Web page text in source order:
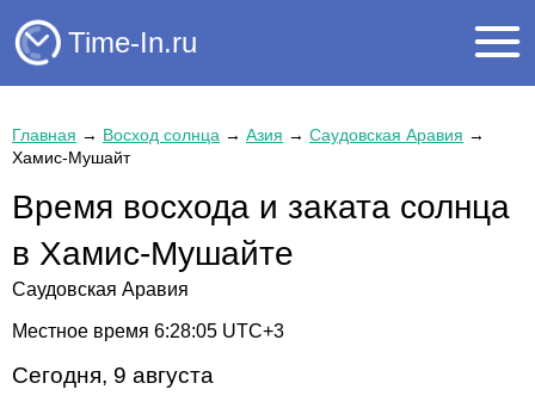
Time-In.ru
Главная → Восход солнца → Азия → Саудовская Аравия →
Хамис-Мушайт
Время восхода и заката солнца
в Хамис-Мушайте
Саудовская Аравия
Местное время 6:28:05 UTC+3
Сегодня, 9 августа